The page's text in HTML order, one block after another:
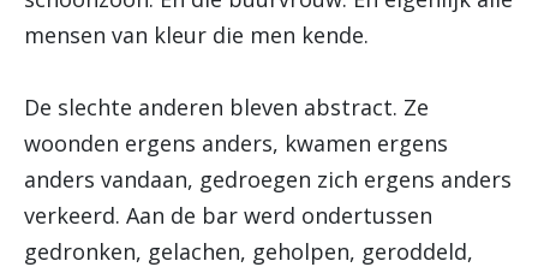
mensen van kleur die men kende.
De slechte anderen bleven abstract. Ze
woonden ergens anders, kwamen ergens
anders vandaan, gedroegen zich ergens anders
verkeerd. Aan de bar werd ondertussen
gedronken, gelachen, geholpen, geroddeld,